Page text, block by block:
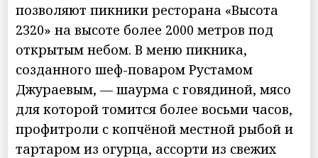
позволяют пикники ресторана «Высота
2320» на высоте более 2000 метров под
открытым небом. В меню пикника,
созданного шеф-поваром Рустамом
Джураевым, — шаурма с говядиной, мясо
для которой томится более восьми часов,
профитроли с копчёной местной рыбой и
тартаром из огурца, ассорти из свежих